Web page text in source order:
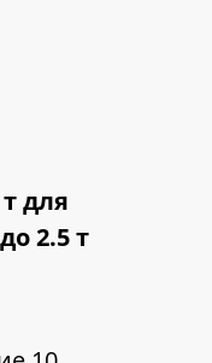
для
2.5 т